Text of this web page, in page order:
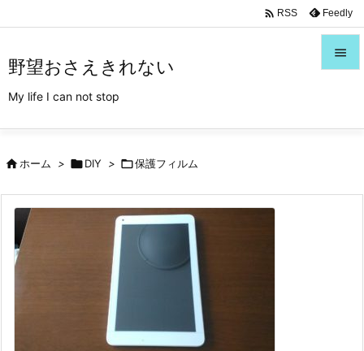
野望おさえきれない
My life I can not stop


 RSS Feedly
ホーム > DIY > 保護フィルム